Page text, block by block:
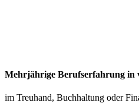
Mehrjährige Berufserfahrung in
im Treuhand, Buchhaltung oder